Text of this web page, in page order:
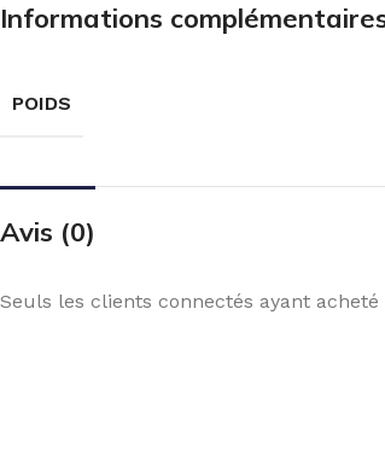
Informations
POIDS
Avis (0)
Seuls les clients connectés ayant